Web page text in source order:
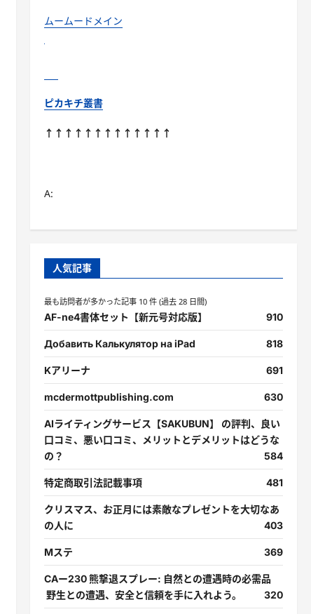
ムームードメイン
ピカキチ叢書
↑↑↑↑↑↑↑↑↑↑↑↑↑
A:
人気記事
最も訪問者が多かった記事 10 件 (過去 28 日間)
AF-ne4書体セット【新元号対応版】 910
Добавить Калькулятор на iPad 818
Kアリーナ 691
mcdermottpublishing.com 630
AIライティングサービス【SAKUBUN】 の評判、良い
口コミ、悪い口コミ、メリットとデメリットはどうな
の？
584
特定商取引法記載事項 481
クリスマス、お正月には素敵なプレゼントを大切なあ
の人に
403
Mステ 369
CAー230 熊撃退スプレー: 自然との遭遇時の必需品
野生との遭遇、安全と信頼を手に入れよう。
320